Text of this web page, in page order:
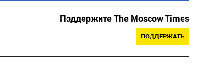
Поддержите The Moscow Times
ПОДДЕРЖАТЬ